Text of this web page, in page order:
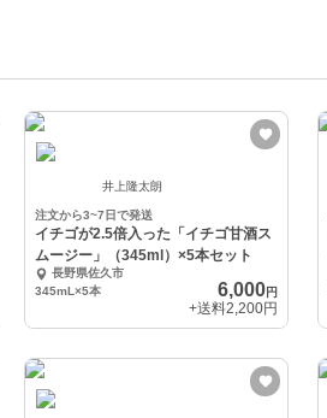
井上隆太朗
注文から3~7日で発送
イチゴが2.5倍入った「イチゴ甘酒ス
ムージー」（345ml）×5本セット
長野県佐久市
345mL×5本
6,000円
+送料2,200円